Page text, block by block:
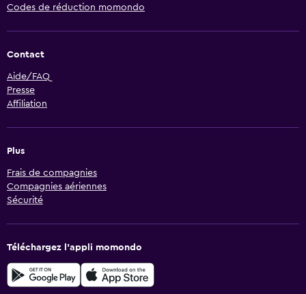
Codes de réduction momondo
Contact
Aide/FAQ
Presse
Affiliation
Plus
Frais de compagnies
Compagnies aériennes
Sécurité
Téléchargez l’appli momondo